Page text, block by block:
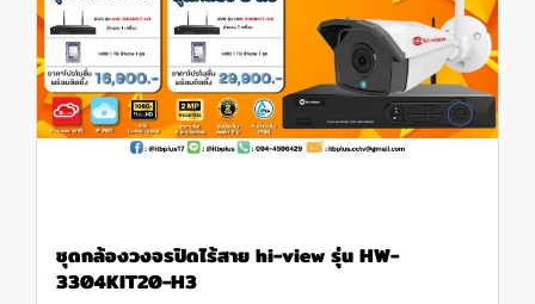
ชุดกล้องวงจรปิดไร้สาย hi-view รุ่น HW-
3304KIT20-H3